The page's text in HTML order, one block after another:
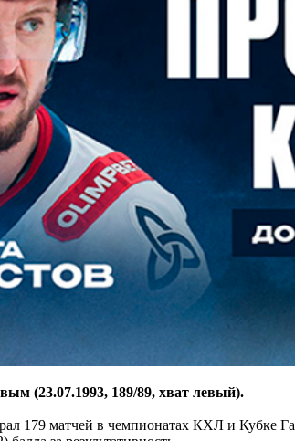
(23.07.1993, 189/89, хват левый).
179 матчей в чемпионатах КХЛ и Кубке